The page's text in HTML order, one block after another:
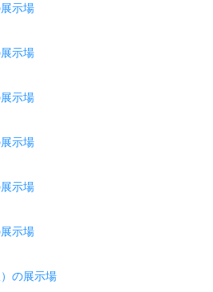
示場
示場
示場
示場
示場
示場
の展示場